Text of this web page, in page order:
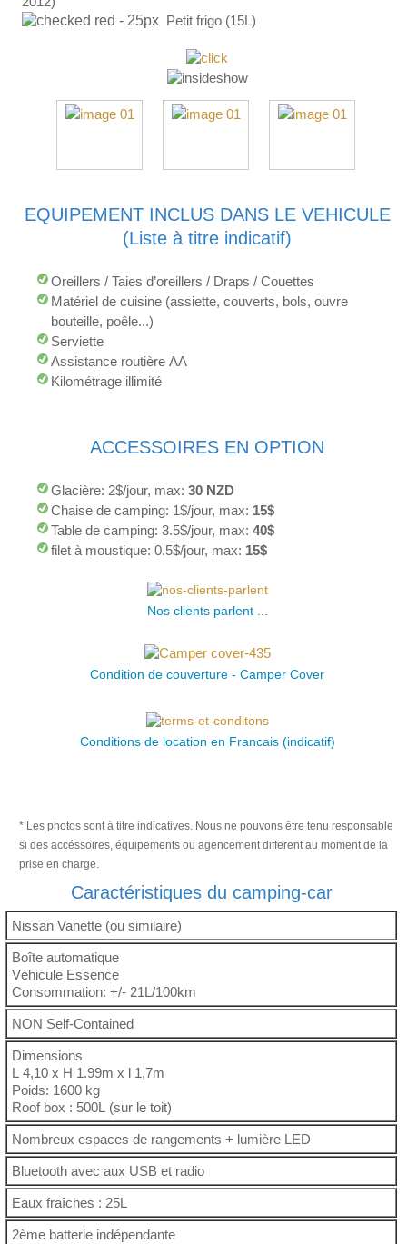
Petit frigo (15L)
EQUIPEMENT INCLUS DANS LE VEHICULE
(Liste à titre indicatif)
Oreillers / Taies d’oreillers / Draps / Couettes
Matériel de cuisine (assiette, couverts, bols, ouvre
bouteille, poêle...)
Serviette
Assistance routière AA
Kilométrage illimité
ACCESSOIRES EN OPTION
Glacière: 2$/jour, max: 30 NZD
Chaise de camping: 1$/jour, max: 15$
Table de camping: 3.5$/jour, max: 40$
filet à moustique: 0.5$/jour, max: 15$
Nos clients parlent ...
Condition de couverture - Camper Cover
Conditions de location en Francais (indicatif)
* Les photos sont à titre indicatives. Nous ne pouvons être tenu responsable
si des accéssoires, équipements ou agencement different au moment de la
prise en charge.
Caractéristiques du camping-car
Nissan Vanette (ou similaire)
Boîte automatique
Véhicule Essence
Consommation: +/- 21L/100km
NON Self-Contained
Dimensions
L 4,10 x H 1.99m x l 1,7m
Poids: 1600 kg
Roof box : 500L (sur le toit)
Nombreux espaces de rangements + lumière LED
Bluetooth avec aux USB et radio
Eaux fraîches : 25L
2ème batterie indépendante